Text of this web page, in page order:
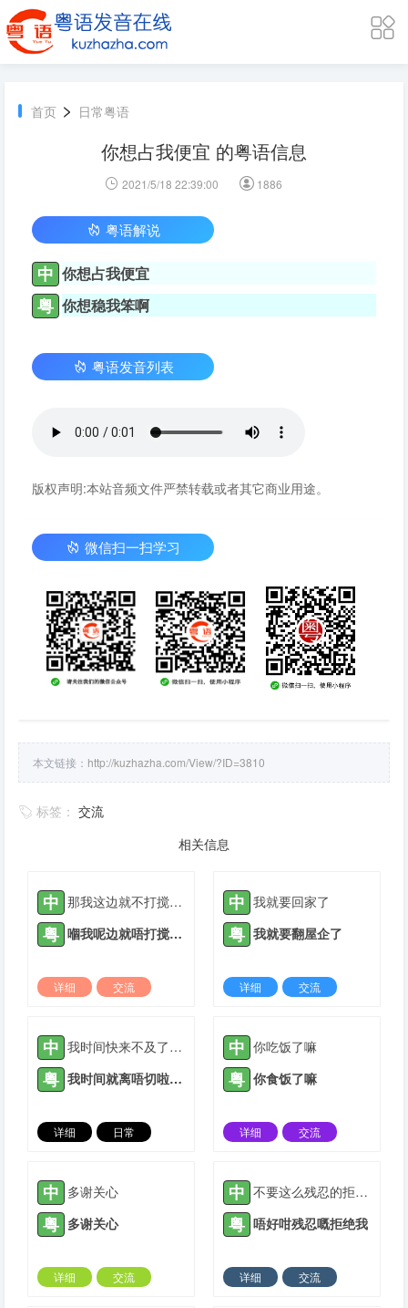
首页 > 日常粤语
你想占我便宜 的粤语信息
2021/5/18 22:39:00 1886
粤语解说
中 你想占我便宜
粤 你想稳我笨啊
粤语发音列表
版权声明:本站音频文件严禁转载或者其它商业用途。
微信扫一扫学习
本文链接： http://kuzhazha.com/View/?ID=3810
标签： 交流
相关信息
中 那我这边就不打搅你了
粤 嗰我呢边就唔打搅你了
详细
交流
中 我就要回家了
粤 我就要翻屋企了
详细
交流
中 我时间快来不及了，只能出门买大饼油条。
粤 我时间就离唔切啦，只能够出门买大饼油条。
详细
日常
中 你吃饭了嘛
粤 你食饭了嘛
详细
交流
中 多谢关心
粤 多谢关心
详细
交流
中 不要这么残忍的拒绝我
粤 唔好咁残忍嘅拒绝我
详细
交流